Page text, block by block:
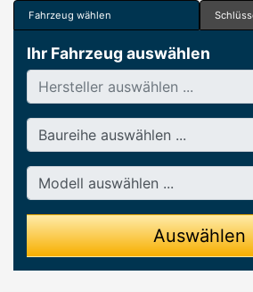
Fahrzeug wählen
Ihr Fahrzeug auswählen
Hersteller
Baureihe
Modell
Auswählen